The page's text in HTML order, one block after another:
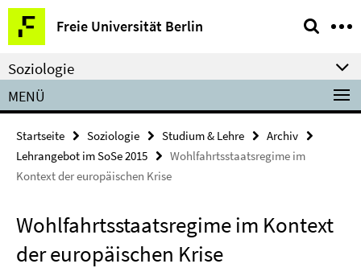
Springe
direkt
zu
Inhalt
Freie Universität Berlin
Service-
Navigation
Soziologie
MENÜ
Startseite Soziologie Studium & Lehre
Archiv
Lehrangebot im SoSe 2015
Wohlfahrtsstaatsregime im
Kontext der europäischen Krise
Wohlfahrtsstaatsregime im Kontext
der europäischen Krise